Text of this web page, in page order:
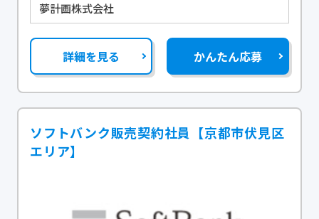
夢計画株式会社
詳細を見る かんたん応募
ソフトバンク販売契約社員【京都市伏見区
エリア】